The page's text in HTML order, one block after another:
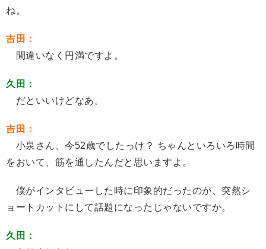
ね。
吉田：
間違いなく円満ですよ。
久田：
だといいけどなあ。
吉田：
小泉さん、今52歳でしたっけ？ ちゃんといろいろ時間
をおいて、筋を通したんだと思いますよ。
僕がインタビューした時に印象的だったのが、突然シ
ョートカットにして話題になったじゃないですか。
久田：